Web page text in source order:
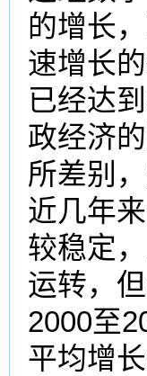
的增长
速增长
已经达
政经济
所差别
近几年
较稳定
运转，
2000至
平均增